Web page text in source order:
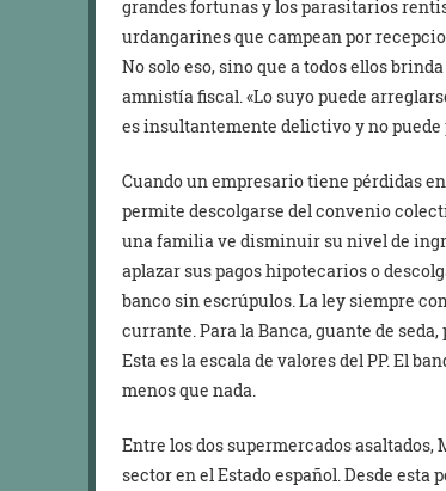
grandes fortunas y los parasitarios
urdangarines que campean por
No solo eso, sino que a todos ellos
amnistía fiscal. «Lo suyo puede
es insultantemente delictivo y no
Cuando un empresario tiene pérdidas
permite descolgarse del convenio
una familia ve disminuir su nivel de
aplazar sus pagos hipotecarios o
banco sin escrúpulos. La ley siempre
currante. Para la Banca, guante de
Esta es la escala de valores del PP. El
menos que nada.
Entre los dos supermercados asaltados,
sector en el Estado español. Desde